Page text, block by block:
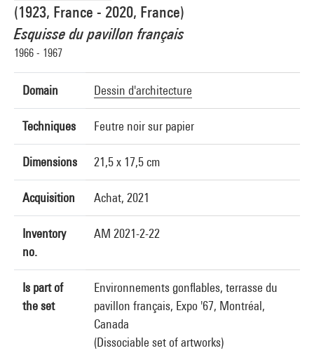
(1923, France - 2020, France)
Esquisse du pavillon français
1966 - 1967
Domain Dessin d'architecture
Techniques Feutre noir sur papier
Dimensions 21,5 x 17,5 cm
Acquisition Achat, 2021
Inventory
no.
AM 2021-2-22
Is part of
the set
Environnements gonflables, terrasse du
pavillon français, Expo '67, Montréal,
Canada
(Dissociable set of artworks)